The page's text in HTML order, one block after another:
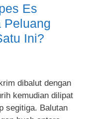
Es
Peluang
Ini?
dibalut dengan
kemudian dilipat
segitiga. Balutan